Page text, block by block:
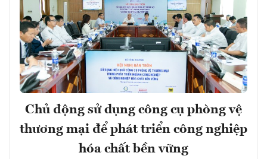
Chủ động sử dụng công cụ phòng vệ
thương mại để phát triển công nghiệp
hóa chất bền vững